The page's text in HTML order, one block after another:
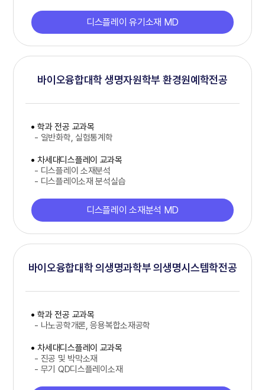
디스플레이 유기소재 MD
바이오융합대학 생명자원학부 환경원예학전공
학과 전공 교과목
- 일반화학, 실험통계학
차세대디스플레이 교과목
- 디스플레이 소재분석
- 디스플레이소재 분석실습
디스플레이 소재분석 MD
바이오융합대학 의생명과학부 의생명시스템학전공
학과 전공 교과목
- 나노공학개론, 응용복합소재공학
차세대디스플레이 교과목
- 진공 및 박막소재
- 무기 QD디스플레이소재